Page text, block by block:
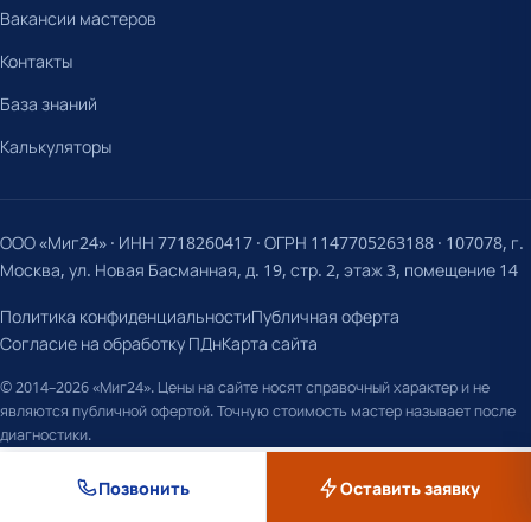
Вакансии мастеров
Контакты
База знаний
Калькуляторы
ООО «Миг24» · ИНН 7718260417 · ОГРН 1147705263188 · 107078, г.
Москва, ул. Новая Басманная, д. 19, стр. 2, этаж 3, помещение 14
Политика конфиденциальностиПубличная оферта
Согласие на обработку ПДнКарта сайта
© 2014–2026 «Миг24». Цены на сайте носят справочный характер и не
являются публичной офертой. Точную стоимость мастер называет после
диагностики.
Позвонить Оставить заявку